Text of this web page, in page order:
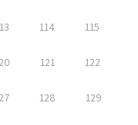
114 115
121 122
128 129